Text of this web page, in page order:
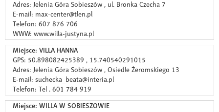
Adres: Jelenia Góra Sobieszów , ul. Bronka Czecha 7
E-mail: max-center@tlen.pl
Telefon: 607 876 706
WWW: www.willa-justyna.pl
Miejsce: VILLA HANNA
GPS: 50.898082425389 , 15.740540291015
Adres: Jelenia Góra Sobieszów , Osiedle Żeromskiego 13
E-mail: suchecka_beata@interia.pl
Telefon: Tel . 601 784 919
Miejsce: WILLA W SOBIESZOWIE